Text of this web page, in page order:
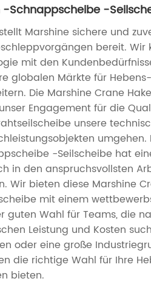
-Schnappscheibe -
Marshine sichere und
bereit. Wir
mit den
globalen Märkte für
Die Marshine Crane
Engagement für die
unsere
umgehen.
-Seilscheibe hat
in den anspruchsvollsten
Wir bieten diese Marshine
mit einem
guten Wahl für Teams, die
Leistung und Kosten
oder eine große
die richtige Wahl für Ihre
bieten.